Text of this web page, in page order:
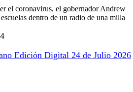
el coronavirus, el gobernador Andrew
dentro de un radio de una milla